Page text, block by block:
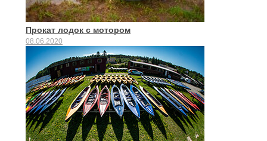
Прокат лодок с мотором
08.06.2020